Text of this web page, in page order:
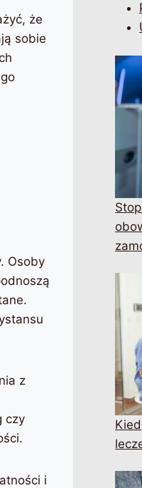
że
sobie
Osoby
z
czy
i